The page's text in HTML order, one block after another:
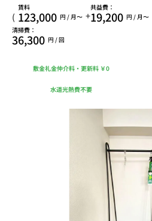
(
賃料
123,000 円 / 月〜 +
共益費：
19,200 円 / 月〜
清掃費：
36,300 円 / 回
敷金礼金仲介料・更新料 ￥0
水道光熱費不要